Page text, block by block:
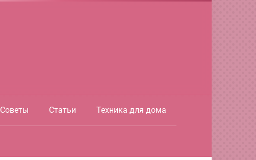
Советы Статьи Техника для дома